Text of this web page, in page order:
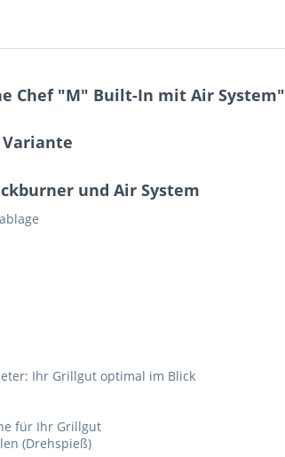
Chef "M" Built-In mit Air System"
Variante
und Air System
Ihr Grillgut optimal im Blick
für Ihr Grillgut
(Drehspieß)